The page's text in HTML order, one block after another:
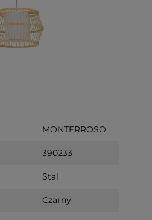
MONTERROSO
390233
Stal
Czarny